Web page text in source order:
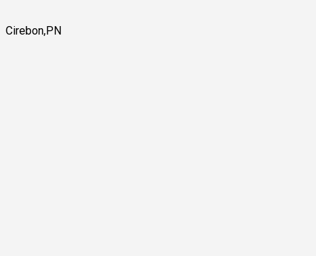
Cirebon,PN